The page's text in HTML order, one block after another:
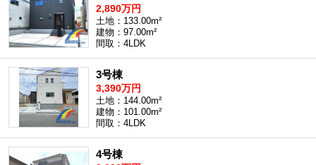
2,890万円
土地：133.00m²
建物：97.00m²
間取：4LDK
3号棟
3,390万円
土地：144.00m²
建物：101.00m²
間取：4LDK
4号棟